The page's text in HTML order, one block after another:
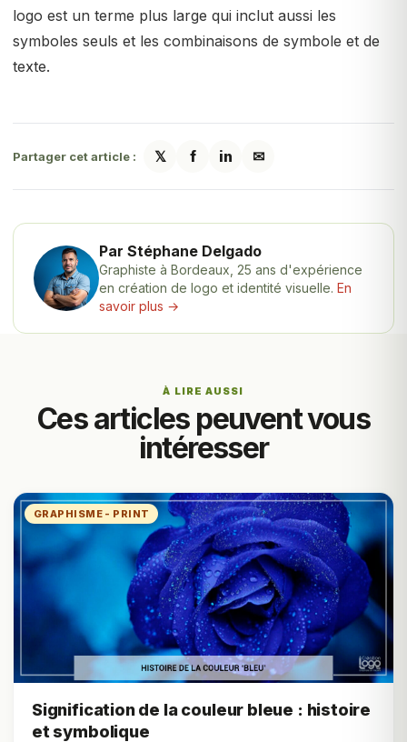
logo est un terme plus large qui inclut aussi les
symboles seuls et les combinaisons de symbole et de
texte.
Partager cet article : 𝕏 f in ✉
Par Stéphane Delgado
Graphiste à Bordeaux, 25 ans d'expérience
en création de logo et identité visuelle. En
savoir plus →
À LIRE AUSSI
Ces articles peuvent vous
intéresser
GRAPHISME - PRINT
Signification de la couleur bleue : histoire
et symbolique